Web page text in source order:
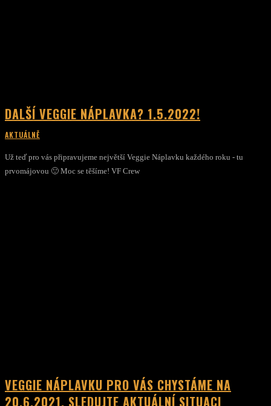
DALŠÍ VEGGIE NÁPLAVKA? 1.5.2022!
AKTUÁLNĚ
Už teď pro vás připravujeme největší Veggie Náplavku každého roku - tu
prvomájovou 🙂 Moc se těšíme! VF Crew
VEGGIE NÁPLAVKU PRO VÁS CHYSTÁME NA
20.6.2021, SLEDUJTE AKTUÁLNÍ SITUACI